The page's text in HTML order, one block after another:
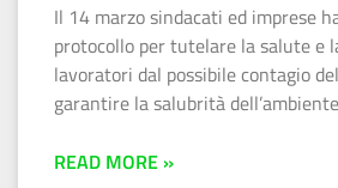
Il 14 marzo sindacati ed imprese
protocollo per tutelare la salute e
lavoratori dal possibile contagio
garantire la salubrità
READ MORE »